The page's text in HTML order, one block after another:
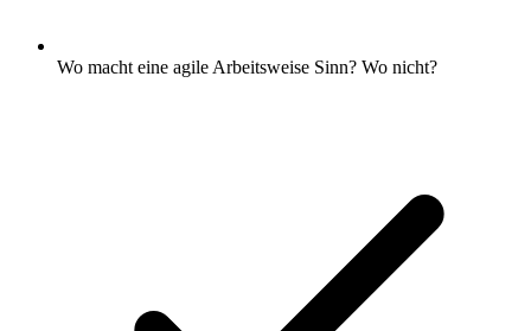
Wo macht eine agile Arbeitsweise Sinn? Wo nicht?